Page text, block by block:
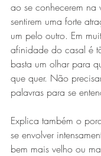
ao se conhecerem na
sentirem uma forte
um pelo outro. Em
afinidade do casal é
basta um olhar para
que quer. Não
palavras para se
Explica também o
se envolver
bem mais velho ou